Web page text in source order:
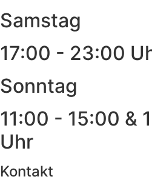
Samstag
17:00 - 23:00
Sonntag
11:00 - 15:00 &
Uhr
Kontakt